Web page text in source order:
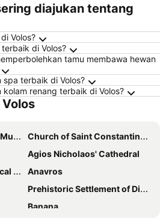
diajukan tentang
Volos?
di Volos?
tamu membawa hewan
terbaik di Volos?
renang terbaik di Volos?
Church of Saint Constantine & Helen
Agios Nicholaos' Cathedral
Anavros
Prehistoric Settlement of Dimini
Banana